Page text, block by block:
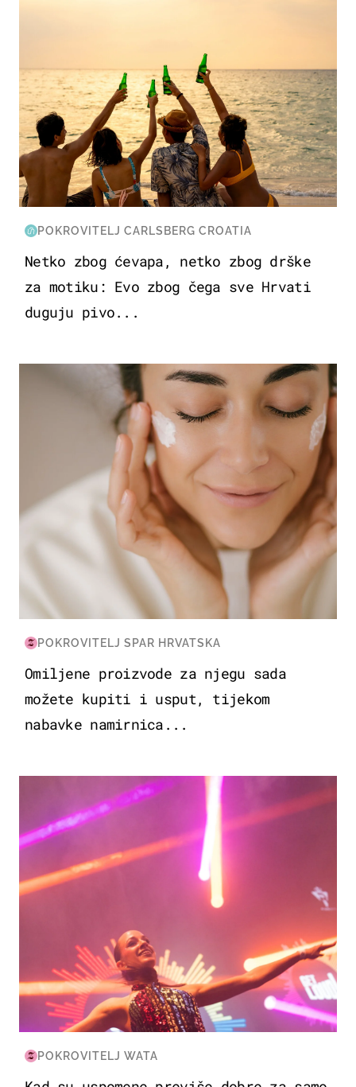
POKROVITELJ CARLSBERG CROATIA
Netko zbog ćevapa, netko zbog drške
za motiku: Evo zbog čega sve Hrvati
duguju pivo...
MODA & LJEPOTA
POKROVITELJ SPAR HRVATSKA
Omiljene proizvode za njegu sada
možete kupiti i usput, tijekom
nabavke namirnica...
KULTURA & ZABAVA
POKROVITELJ WATA